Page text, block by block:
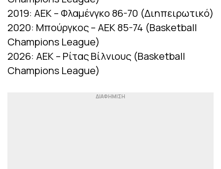
2019: ΑΕΚ – Φλαμένγκο 86-70 (Διηπειρωτικό)
2020: Μπούργκος – ΑΕΚ 85-74 (Basketball
Champions League)
2026: ΑΕΚ – Ρίτας Βίλνιους (Basketball
Champions League)